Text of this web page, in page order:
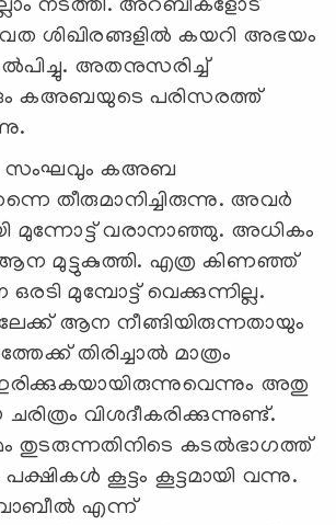
നടത്തി. അറബികളോട്
ശിഖിരങ്ങളില്‍ കയറി അഭയം
അതനുസരിച്ച്
കഅബയുടെ പരിസരത്ത്
സംഘവും കഅബ
തീരുമാനിച്ചിരുന്നു. അവര്‍
മുന്നോട്ട് വരാനാഞ്ഞു. അധികം
ആന മുട്ടുകുത്തി. എത്ര കിണഞ്ഞ്
ഒരടി മുമ്പോട്ട് വെക്കുന്നില്ല.
ആന നീങ്ങിയിരുന്നതായും
തിരിച്ചാല്‍ മാത്രം
അതു
വിശദീകരിക്കുന്നുണ്ട്.
തുടരുന്നതിനിടെ കടല്‍ഭാഗത്ത്
കൂട്ടം കൂട്ടമായി വന്നു.
എന്ന്